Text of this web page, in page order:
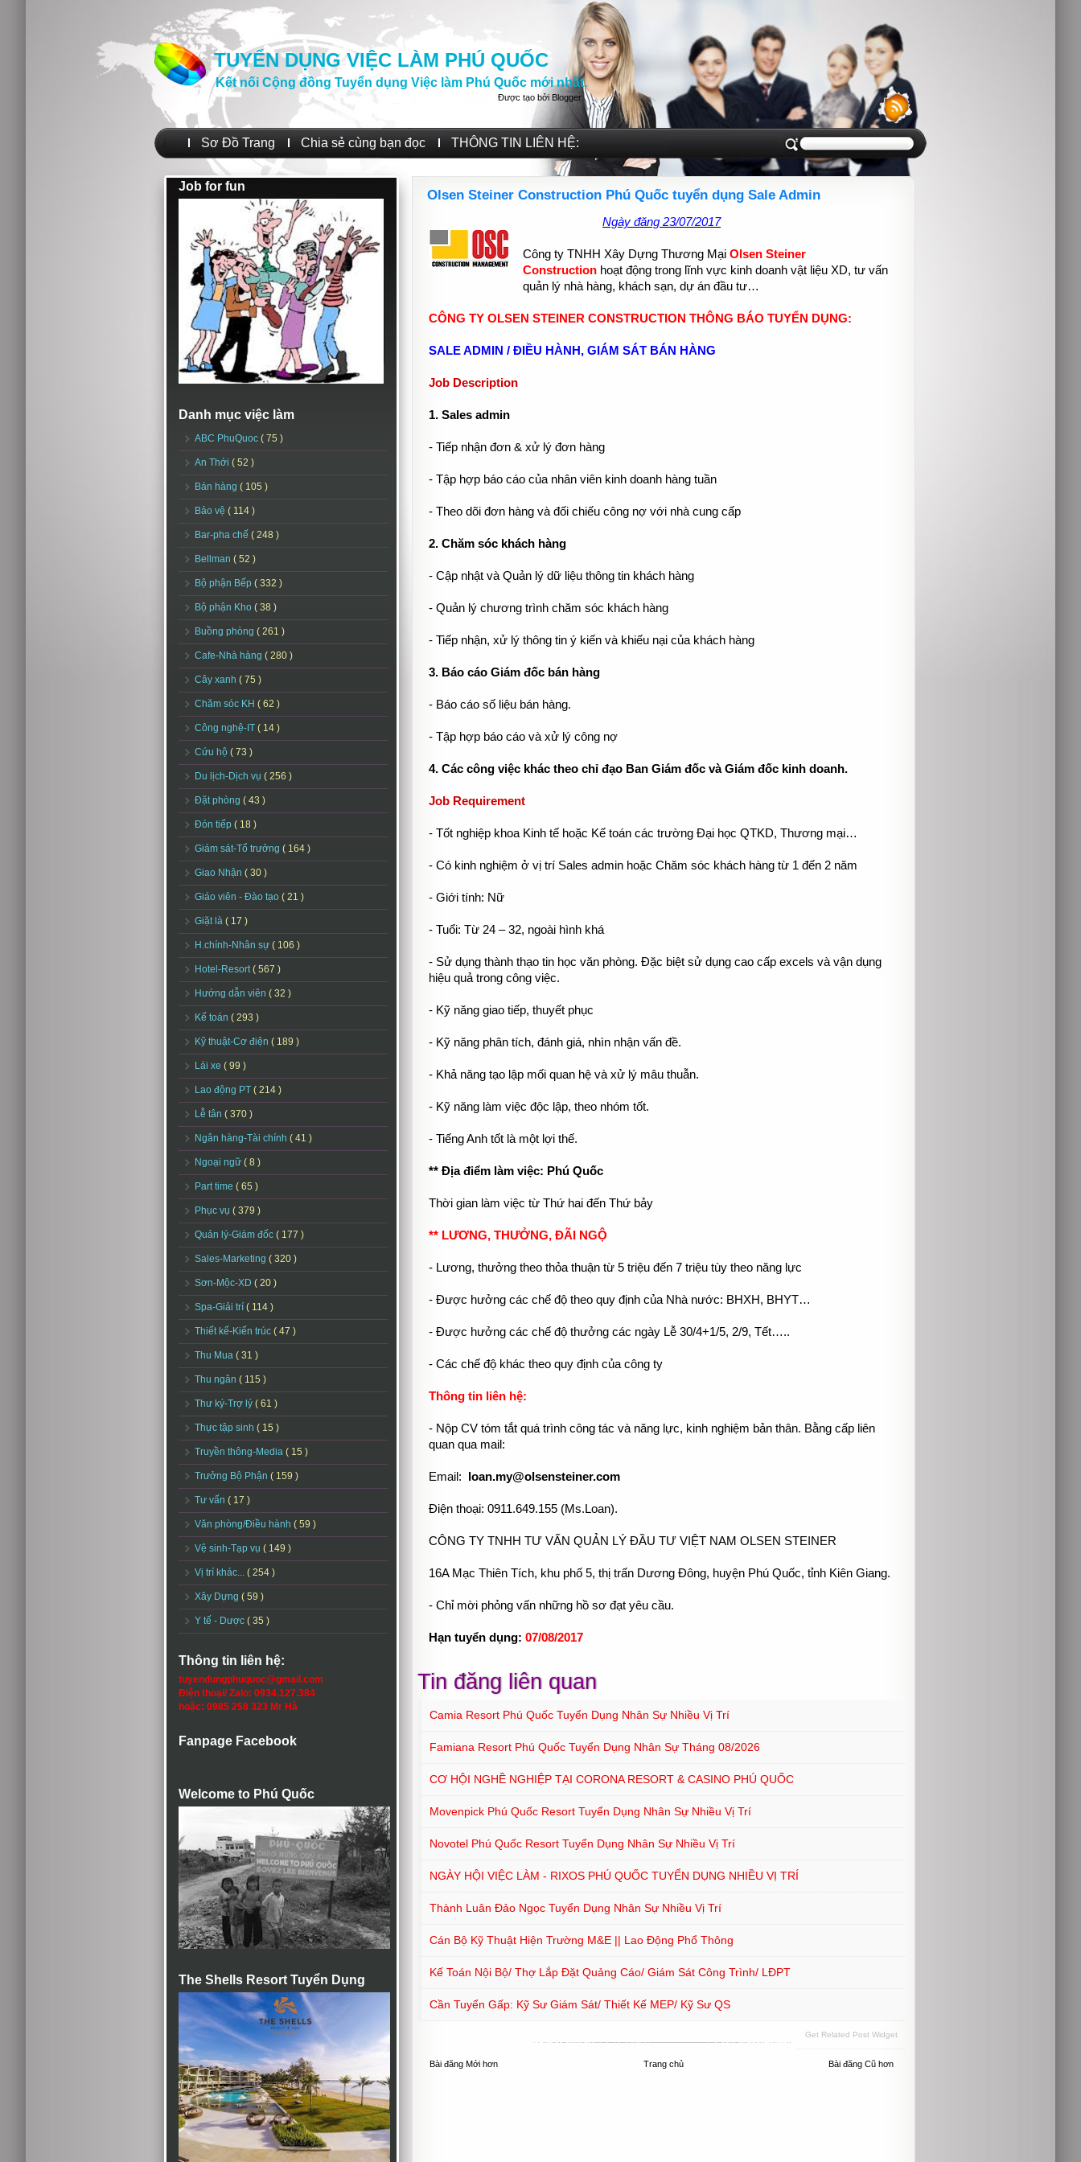
TUYỂN DỤNG VIỆC LÀM PHÚ QUỐC
Kết nối Cộng đồng Tuyển dụng Việc làm Phú Quốc mới nhất.
Được tạo bởi Blogger.
Sơ Đồ Trang Chia sẻ cùng bạn đọc THÔNG TIN LIÊN HỆ:
Job for fun
Danh mục việc làm
ABC PhuQuoc ( 75 )
An Thới ( 52 )
Bán hàng ( 105 )
Bảo vệ ( 114 )
Bar-pha chế ( 248 )
Bellman ( 52 )
Bộ phận Bếp ( 332 )
Bộ phận Kho ( 38 )
Buồng phòng ( 261 )
Cafe-Nhà hàng ( 280 )
Cây xanh ( 75 )
Chăm sóc KH ( 62 )
Công nghệ-IT ( 14 )
Cứu hộ ( 73 )
Du lịch-Dịch vụ ( 256 )
Đặt phòng ( 43 )
Đón tiếp ( 18 )
Giám sát-Tổ trưởng ( 164 )
Giao Nhận ( 30 )
Giáo viên - Đào tạo ( 21 )
Giặt là ( 17 )
H.chính-Nhân sự ( 106 )
Hotel-Resort( 567 )
Hướng dẫn viên ( 32 )
Kế toán ( 293 )
Kỹ thuật-Cơ điện ( 189 )
Lái xe ( 99 )
Lao động PT ( 214 )
Lễ tân ( 370 )
Ngân hàng-Tài chính ( 41 )
Ngoại ngữ ( 8 )
Part time ( 65 )
Phục vụ ( 379 )
Quản lý-Giám đốc ( 177 )
Sales-Marketing ( 320 )
Sơn-Mộc-XD ( 20 )
Spa-Giải trí ( 114 )
Thiết kế-Kiến trúc ( 47 )
Thu Mua ( 31 )
Thu ngân ( 115 )
Thư ký-Trợ lý ( 61 )
Thực tập sinh ( 15 )
Truyền thông-Media ( 15 )
Trưởng Bộ Phận ( 159 )
Tư vấn ( 17 )
Văn phòng/Điều hành ( 59 )
Vệ sinh-Tạp vụ ( 149 )
Vị trí khác... ( 254 )
Xây Dựng ( 59 )
Y tế - Dược ( 35 )
Thông tin liên hệ:
tuyendungphuquoc@gmail.com
Điện thoại/ Zalo: 0934.127.384
hoặc: 0985 258 323 Mr Hà
Fanpage Facebook
Welcome to Phú Quốc
The Shells Resort Tuyển Dụng
Olsen Steiner Construction Phú Quốc tuyển dụng Sale Admin
Ngày đăng 23/07/2017
Công ty TNHH Xây Dựng Thương MạiOlsen Steiner
Construction hoạt động trong lĩnh vực kinh doanh vật liệu XD, tư vấn
quản lý nhà hàng, khách sạn, dự án đầu tư…
CÔNG TY OLSEN STEINER CONSTRUCTION THÔNG BÁO TUYỂN DỤNG:
SALE ADMIN / ĐIỀU HÀNH, GIÁM SÁT BÁN HÀNG
Job Description
1. Sales admin
- Tiếp nhận đơn & xử lý đơn hàng
- Tập hợp báo cáo của nhân viên kinh doanh hàng tuần
- Theo dõi đơn hàng và đối chiếu công nợ với nhà cung cấp
2. Chăm sóc khách hàng
- Cập nhật và Quản lý dữ liệu thông tin khách hàng
- Quản lý chương trình chăm sóc khách hàng
- Tiếp nhận, xử lý thông tin ý kiến và khiếu nại của khách hàng
3. Báo cáo Giám đốc bán hàng
- Báo cáo số liệu bán hàng.
- Tập hợp báo cáo và xử lý công nợ
4. Các công việc khác theo chỉ đạo Ban Giám đốc và Giám đốc kinh doanh.
Job Requirement
- Tốt nghiệp khoa Kinh tế hoặc Kế toán các trường Đại học QTKD, Thương mại…
- Có kinh nghiệm ở vị trí Sales admin hoặc Chăm sóc khách hàng từ 1 đến 2 năm
- Giới tính: Nữ
- Tuổi: Từ 24 – 32, ngoài hình khá
- Sử dụng thành thạo tin học văn phòng. Đặc biệt sử dụng cao cấp excels và vận dụng
hiệu quả trong công việc.
- Kỹ năng giao tiếp, thuyết phục
- Kỹ năng phân tích, đánh giá, nhìn nhận vấn đề.
- Khả năng tạo lập mối quan hệ và xử lý mâu thuẫn.
- Kỹ năng làm việc độc lập, theo nhóm tốt.
- Tiếng Anh tốt là một lợi thế.
** Địa điểm làm việc: Phú Quốc
Thời gian làm việc từ Thứ hai đến Thứ bảy
** LƯƠNG, THƯỞNG, ĐÃI NGỘ
- Lương, thưởng theo thỏa thuận từ 5 triệu đến 7 triệu tùy theo năng lực
- Được hưởng các chế độ theo quy định của Nhà nước: BHXH, BHYT…
- Được hưởng các chế độ thưởng các ngày Lễ 30/4+1/5, 2/9, Tết…..
- Các chế độ khác theo quy định của công ty
Thông tin liên hệ:
- Nộp CV tóm tắt quá trình công tác và năng lực, kinh nghiệm bản thân. Bằng cấp liên
quan qua mail:
Email: loan.my@olsensteiner.com
Điện thoại: 0911.649.155 (Ms.Loan).
CÔNG TY TNHH TƯ VẤN QUẢN LÝ ĐẦU TƯ VIỆT NAM OLSEN STEINER
16A Mạc Thiên Tích, khu phố 5, thị trấn Dương Đông, huyện Phú Quốc, tỉnh Kiên Giang.
- Chỉ mời phỏng vấn những hồ sơ đạt yêu cầu.
Hạn tuyển dụng: 07/08/2017
Tin đăng liên quan
Camia Resort Phú Quốc Tuyển Dụng Nhân Sự Nhiều Vị Trí
Famiana Resort Phú Quốc Tuyển Dụng Nhân Sự Tháng 08/2026
CƠ HỘI NGHỀ NGHIỆP TẠI CORONA RESORT & CASINO PHÚ QUỐC
Movenpick Phú Quốc Resort Tuyển Dụng Nhân Sự Nhiều Vị Trí
Novotel Phú Quốc Resort Tuyển Dụng Nhân Sự Nhiều Vị Trí
NGÀY HỘI VIỆC LÀM - RIXOS PHÚ QUỐC TUYỂN DỤNG NHIỀU VỊ TRÍ
Thành Luân Đảo Ngọc Tuyển Dụng Nhân Sự Nhiều Vị Trí
Cán Bộ Kỹ Thuật Hiện Trường M&E || Lao Động Phổ Thông
Kế Toán Nội Bộ/ Thợ Lắp Đặt Quảng Cáo/ Giám Sát Công Trình/ LĐPT
Cần Tuyển Gấp: Kỹ Sư Giám Sát/ Thiết Kế MEP/ Kỹ Sư QS
Get Related Post Widget
Bài đăng Mới hơn Bài đăng Cũ hơn
Trang chủ